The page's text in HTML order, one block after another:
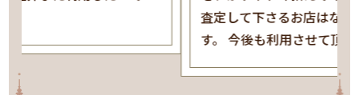
査定して下さるお店はなかなかないと思いま
す。 今後も利用させて頂きたいと思います。